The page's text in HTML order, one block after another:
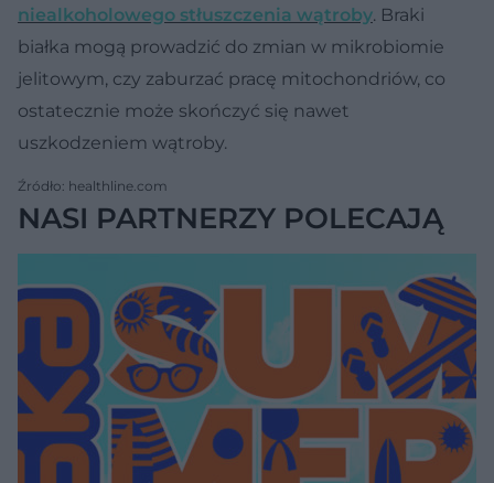
niealkoholowego stłuszczenia wątroby. Braki
białka mogą prowadzić do zmian w mikrobiomie
jelitowym, czy zaburzać pracę mitochondriów, co
ostatecznie może skończyć się nawet
uszkodzeniem wątroby.
Źródło: healthline.com
NASI PARTNERZY POLECAJĄ